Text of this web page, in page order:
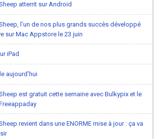
atterrit sur Android
l'un de nos plus grands succès développé
sur Mac Appstore le 23 juin
iPad
aujourd'hui
est gratuit cette semaine avec Bulkypix et le
revient dans une ENORME mise à jour : ça va